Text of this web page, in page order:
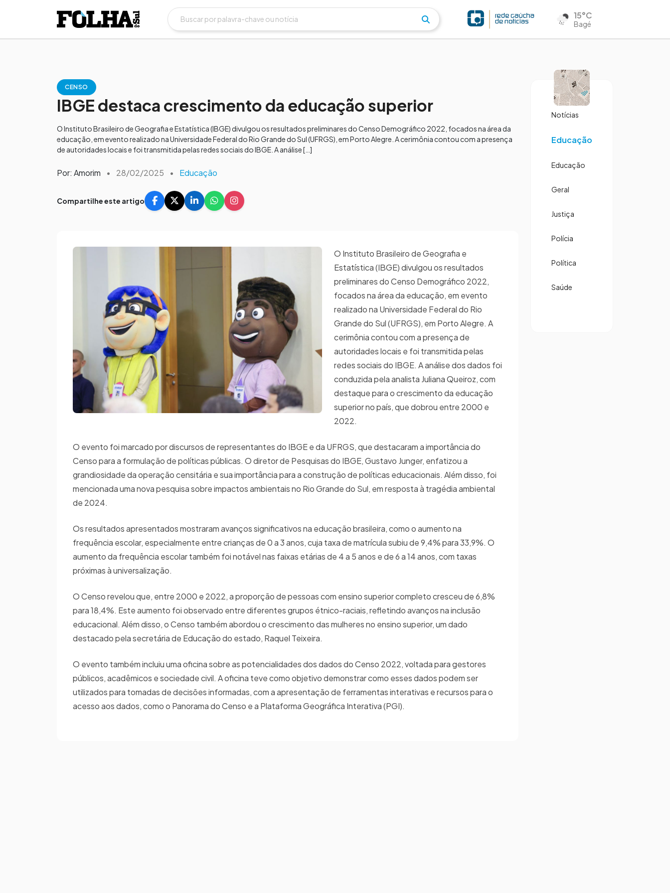
15°C
Bagé
CENSO
IBGE destaca crescimento da educação superior
O Instituto Brasileiro de Geografia e Estatística (IBGE) divulgou os resultados preliminares do Censo Demográfico 2022, focados na área da
educação, em evento realizado na Universidade Federal do Rio Grande do Sul (UFRGS), em Porto Alegre. A cerimônia contou com a presença
de autoridades locais e foi transmitida pelas redes sociais do IBGE. A análise […]
Por: Amorim • 28/02/2025 • Educação
Compartilhe este artigo
O Instituto Brasileiro de Geografia e
Estatística (IBGE) divulgou os resultados
preliminares do Censo Demográfico 2022,
focados na área da educação, em evento
realizado na Universidade Federal do Rio
Grande do Sul (UFRGS), em Porto Alegre. A
cerimônia contou com a presença de
autoridades locais e foi transmitida pelas
redes sociais do IBGE. A análise dos dados foi
conduzida pela analista Juliana Queiroz, com
destaque para o crescimento da educação
superior no país, que dobrou entre 2000 e
2022.
O evento foi marcado por discursos de representantes do IBGE e da UFRGS, que destacaram a importância do
Censo para a formulação de políticas públicas. O diretor de Pesquisas do IBGE, Gustavo Junger, enfatizou a
grandiosidade da operação censitária e sua importância para a construção de políticas educacionais. Além disso, foi
mencionada uma nova pesquisa sobre impactos ambientais no Rio Grande do Sul, em resposta à tragédia ambiental
de 2024.
Os resultados apresentados mostraram avanços significativos na educação brasileira, como o aumento na
frequência escolar, especialmente entre crianças de 0 a 3 anos, cuja taxa de matrícula subiu de 9,4% para 33,9%. O
aumento da frequência escolar também foi notável nas faixas etárias de 4 a 5 anos e de 6 a 14 anos, com taxas
próximas à universalização.
O Censo revelou que, entre 2000 e 2022, a proporção de pessoas com ensino superior completo cresceu de 6,8%
para 18,4%. Este aumento foi observado entre diferentes grupos étnico-raciais, refletindo avanços na inclusão
educacional. Além disso, o Censo também abordou o crescimento das mulheres no ensino superior, um dado
destacado pela secretária de Educação do estado, Raquel Teixeira.
O evento também incluiu uma oficina sobre as potencialidades dos dados do Censo 2022, voltada para gestores
públicos, acadêmicos e sociedade civil. A oficina teve como objetivo demonstrar como esses dados podem ser
utilizados para tomadas de decisões informadas, com a apresentação de ferramentas interativas e recursos para o
acesso aos dados, como o Panorama do Censo e a Plataforma Geográfica Interativa (PGI).
Notícias
Educação
Educação
Geral
Justiça
Polícia
Política
Saúde